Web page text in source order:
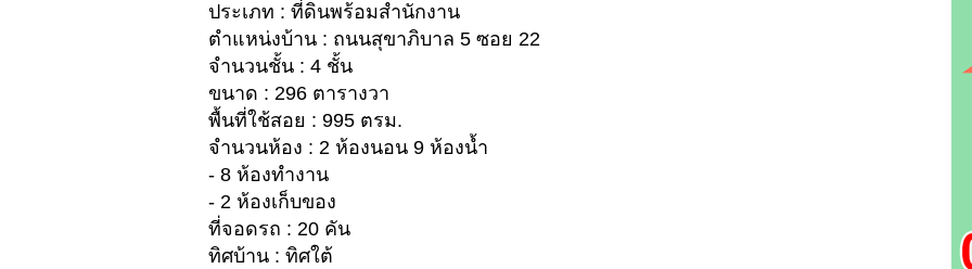
ประเภท : ที่ดินพร้อมสำนักงาน
ตำแหน่งบ้าน : ถนนสุขาภิบาล 5 ซอย 22
จำนวนชั้น : 4 ชั้น
ขนาด : 296 ตารางวา
พื้นที่ใช้สอย : 995 ตรม.
จำนวนห้อง : 2 ห้องนอน 9 ห้องน้ำ
- 8 ห้องทำงาน
- 2 ห้องเก็บของ
ที่จอดรถ : 20 คัน
ทิศบ้าน : ทิศใต้